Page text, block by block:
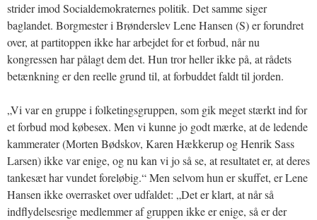
strider imod Socialdemokraternes politik. Det samme siger
baglandet. Borgmester i Brønderslev Lene Hansen (S) er forundret
over, at partitoppen ikke har arbejdet for et forbud, når nu
kongressen har pålagt dem det. Hun tror heller ikke på, at rådets
betænkning er den reelle grund til, at forbuddet faldt til jorden.
„Vi var en gruppe i folketingsgruppen, som gik meget stærkt ind for
et forbud mod købesex. Men vi kunne jo godt mærke, at de ledende
kammerater (Morten Bødskov, Karen Hækkerup og Henrik Sass
Larsen) ikke var enige, og nu kan vi jo så se, at resultatet er, at deres
tankesæt har vundet foreløbig.“ Men selvom hun er skuffet, er Lene
Hansen ikke overrasket over udfaldet: „Det er klart, at når så
indflydelsesrige medlemmer af gruppen ikke er enige, så er der